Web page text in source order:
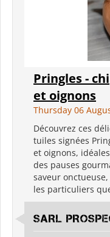
Pringles -
et oignons
Thursday 06
Découvrez ces
tuiles signées
et oignons,
des pauses
saveur
les particuliers
SARL